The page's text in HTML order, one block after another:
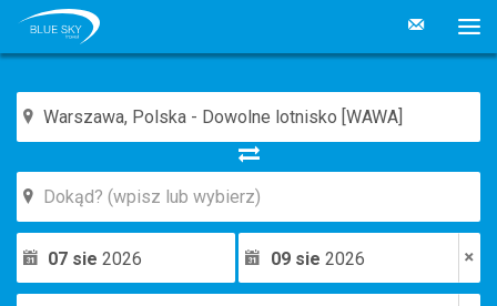
07 sie 2026 09 sie 2026